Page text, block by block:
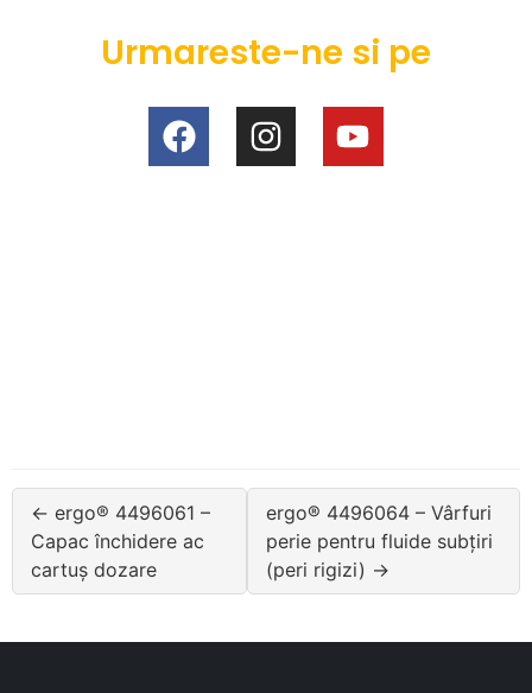
Urmareste-ne si pe
← ergo® 4496061 –
Capac închidere ac
cartuș dozare
ergo® 4496064 – Vârfuri
perie pentru fluide subțiri
(peri rigizi) →